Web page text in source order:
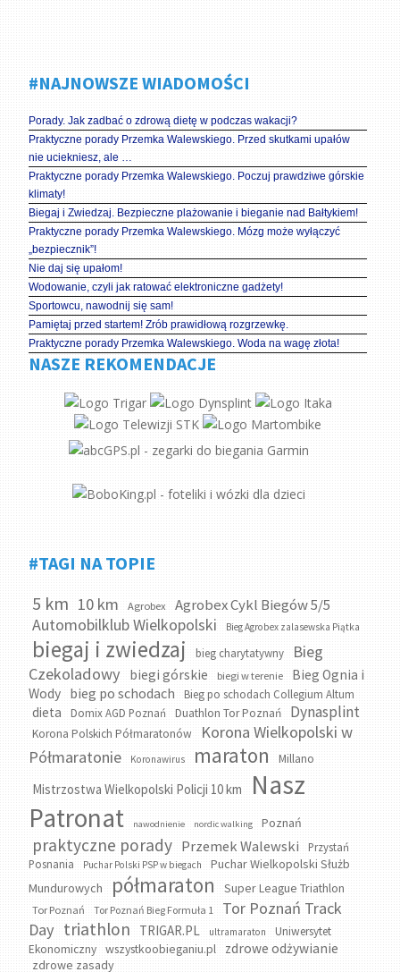
#NAJNOWSZE WIADOMOŚCI
Porady. Jak zadbać o zdrową dietę w podczas wakacji?
Praktyczne porady Przemka Walewskiego. Przed skutkami upałów
nie uciekniesz, ale …
Praktyczne porady Przemka Walewskiego. Poczuj prawdziwe górskie
klimaty!
Biegaj i Zwiedzaj. Bezpieczne plażowanie i bieganie nad Bałtykiem!
Praktyczne porady Przemka Walewskiego. Mózg może wyłączyć
„bezpiecznik”!
Nie daj się upałom!
Wodowanie, czyli jak ratować elektroniczne gadżety!
Sportowcu, nawodnij się sam!
Pamiętaj przed startem! Zrób prawidłową rozgrzewkę.
Praktyczne porady Przemka Walewskiego. Woda na wagę złota!
NASZE REKOMENDACJE
#TAGI NA TOPIE
5 km 10 km Agrobex Agrobex Cykl Biegów 5/5
Automobilklub Wielkopolski Bieg Agrobex zalasewska Piątka
biegaj i zwiedzaj bieg charytatywny
Bieg
Czekoladowy
biegi górskie biegi w terenie
Bieg Ognia i
Wody bieg po schodach Bieg po schodach Collegium Altum
dieta Domix AGD Poznań Duathlon Tor Poznań Dynasplint
Korona Polskich Półmaratonów
Korona Wielkopolski w
Półmaratonie
Koronawirus maraton Millano
Mistrzostwa Wielkopolski Policji 10 km
Nasz
Patronat
nawodnienie nordic walking Poznań
praktyczne porady Przemek Walewski
Przystań
Posnania
Puchar Polski PSP w biegach
Puchar Wielkopolski Służb
Mundurowych
półmaraton Super League Triathlon
Tor Poznań Tor Poznań Bieg Formuła 1
Tor Poznań Track
Day triathlon TRIGAR.PL ultramaraton
Uniwersytet
Ekonomiczny
wszystkoobieganiu.pl zdrowe odżywianie
zdrowe zasady